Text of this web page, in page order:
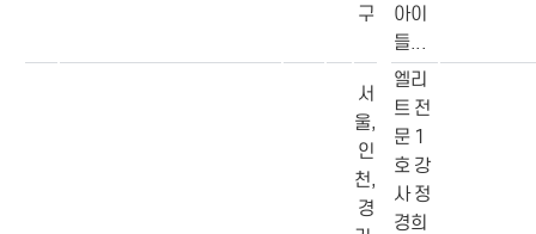
구
아이
들...
서
울,
인
천,
경
엘리
트 전
문 1
호 강
사 정
경희